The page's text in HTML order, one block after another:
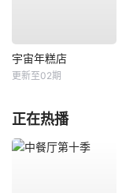
宇宙年糕店
更新至02期
正在热播